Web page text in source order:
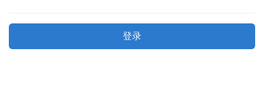
登录